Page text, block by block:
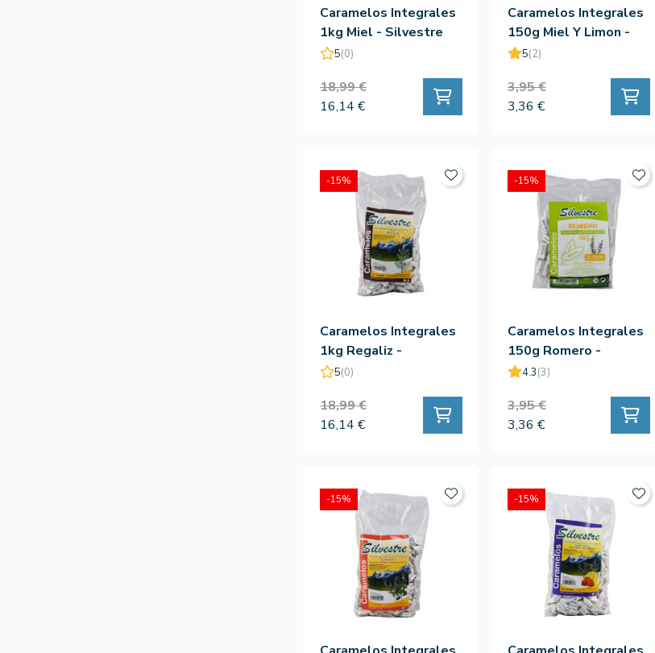
Caramelos Integrales
1kg Miel - Silvestre
5(0)
18,99 €
16,14 €
Caramelos Integrales
150g Miel Y Limon -
Silvestre
5(2)
3,95 €
3,36 €
Caramelos Integrales
1kg Regaliz -
Silvestre
5(0)
18,99 €
16,14 €
-15%
Caramelos Integrales
150g Romero -
Silvestre
4.3(3)
3,95 €
3,36 €
-15%
-15% -15%